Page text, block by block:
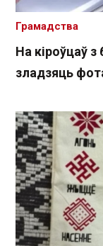
На кіроўцаў
зладзяць
Грамадства